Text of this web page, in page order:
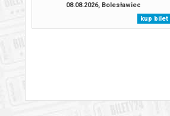
08.08.2026, Bolesławiec
kup bilet